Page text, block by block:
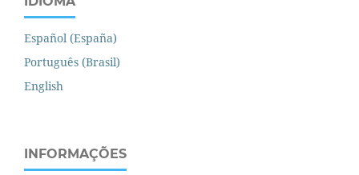
Español (España)
Português (Brasil)
English
INFORMAÇÕES